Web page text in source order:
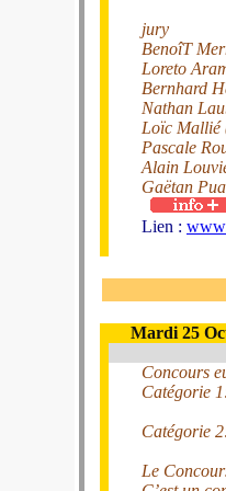
jury
BenoîT
Loreto
Bernhard
Nathan
Loïc Mallié
Pascale
Alain
Gaëtan
Lien :
Mardi 25
Concours
Catégorie
Catégorie
Le